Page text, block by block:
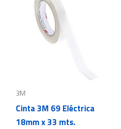
3M
Cinta 3M 69 Eléctrica
18mm x 33 mts.